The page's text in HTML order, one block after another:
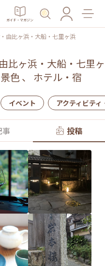
ガイド・マガジン
由比ヶ浜・大船・七里ヶ浜
比ヶ浜・大船・七里ヶ
色、 ホテル・宿
イベント アクティビティ
事 投稿